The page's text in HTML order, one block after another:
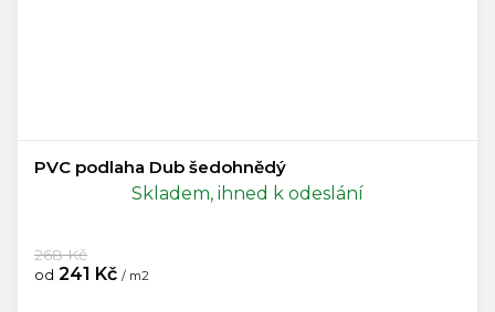
PVC podlaha Dub šedohnědý
Skladem, ihned k odeslání
od 241 Kč / m2
268 Kč